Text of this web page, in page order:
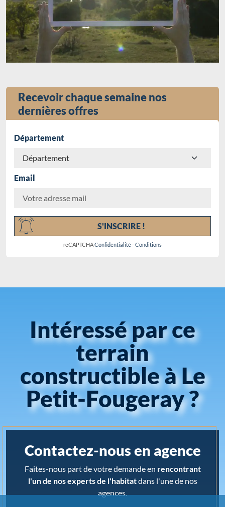
Recevoir chaque semaine nos
dernières offres
Département
Email
S'INSCRIRE !
reCAPTCHAConfidentialité-Conditions
Intéressé par ce
terrain
constructible à Le
Petit-Fougeray ?
Contactez-nous en agence
Faites-nous part de votre demande en rencontrant
l'un de nos experts de l'habitatdans l'une de nos
agences.